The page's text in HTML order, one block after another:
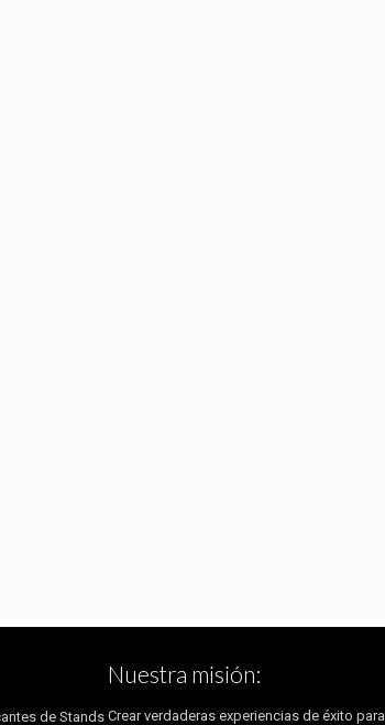
de Stands
Nuestra misión:
Crear verdaderas experiencias de éxito para